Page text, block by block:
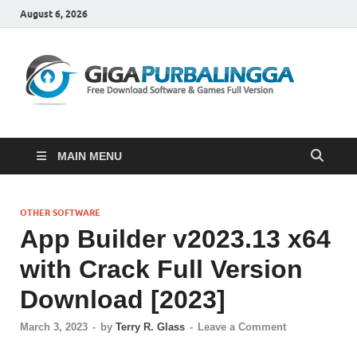
August 6, 2026
Version
MAIN MENU
OTHER SOFTWARE
App Builder v2023.13 x64
with Crack Full Version
Download [2023]
March 3, 2023 - by Terry R. Glass - Leave a Comment